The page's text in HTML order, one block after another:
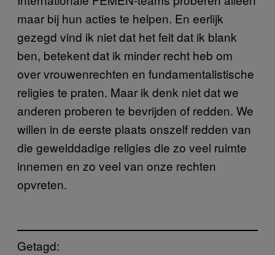
maar bij hun acties te helpen. En eerlijk
gezegd vind ik niet dat het feit dat ik blank
ben, betekent dat ik minder recht heb om
over vrouwenrechten en fundamentalistische
religies te praten. Maar ik denk niet dat we
anderen proberen te bevrijden of redden. We
willen in de eerste plaats onszelf redden van
die gewelddadige religies die zo veel ruimte
innemen en zo veel van onze rechten
opvreten.
Getagd: